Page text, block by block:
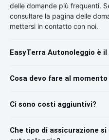
delle domande più frequenti.
consultare la pagina delle
mettersi in contatto con noi.
EasyTerra Autonoleggio è
Cosa devo fare al
Ci sono costi aggiuntivi?
Che tipo di assicurazione